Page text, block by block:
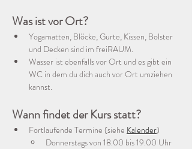
Was ist vor Ort?
Yogamatten, Blöcke, Gurte, Kissen, Bolster
und Decken sind im freiRAUM.
Wasser ist ebenfalls vor Ort und es gibt ein
WC in dem du dich auch vor Ort umziehen
kannst.
Wann findet der Kurs statt?
Fortlaufende Termine (siehe Kalender)
Donnerstags von 18.00 bis 19.00 Uhr